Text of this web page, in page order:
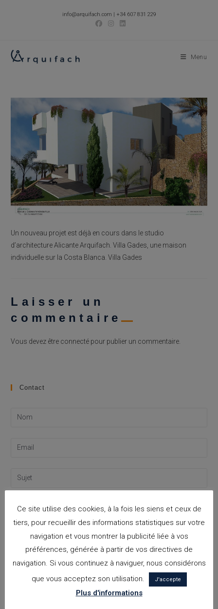
info@arquifach.com | +34 607 831 229
Menu
Un nouveau projet est déjà en cours dans le studio
d’architecture Alicante Arquifach. Villa Gades, une maison
individuelle sur la Costa Blanca. Villa Gades
Laisser un
commentaire
Vous devez être connecté pour publier un commentaire.
Contact
Please leave this field empty.
politique de confidentialité
Ce site utilise des cookies, à la fois les siens et ceux de
tiers, pour recueillir des informations statistiques sur votre
navigation et vous montrer la publicité liée à vos
préférences, générée à partir de vos directives de
navigation. Si vous continuez à naviguer, nous considérons
que vous acceptez son utilisation.
J'accepte
Plus d'informations